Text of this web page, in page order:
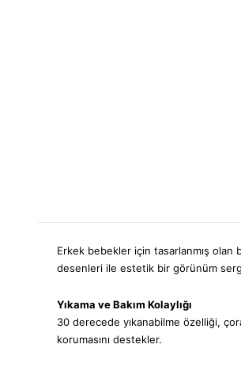
Erkek bebekler için tasarlanmış
desenleri ile estetik bir görünüm
Yıkama ve Bakım Kolaylığı
30 derecede yıkanabilme özelliği,
korumasını destekler.